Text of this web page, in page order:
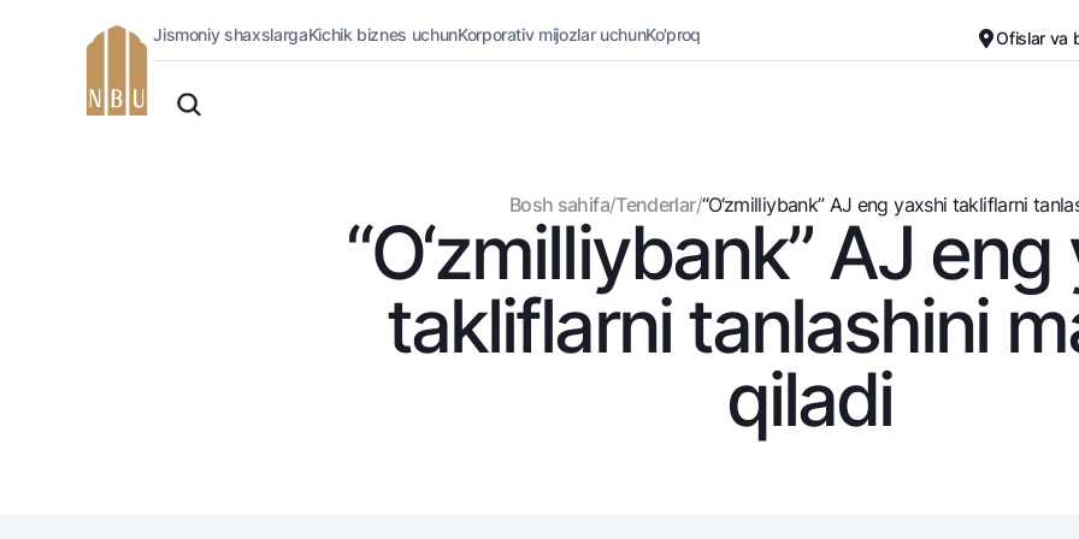
O'zbek Onlayn-bank
Jismoniy shaxslarga (Milliy)
Shaxsiy kabinet
Omonatlar
Hamma uchun
Jozibali
Vozmojno vse
Kartalar
Bepul
Premial
Sayohatchiga
Jismoniy shaxslargaKichik biznes uchunKorporativ mijozlar uchunKo'proq Ofislar va
Oq-qora versiya
Ovozni yoqish
Bosh sahifa/Tenderlar/“O‘zmilliybank” AJ eng yaxshi takliflarni
“O‘zmilliybank” AJ
takliflarni tanlashini
qiladi